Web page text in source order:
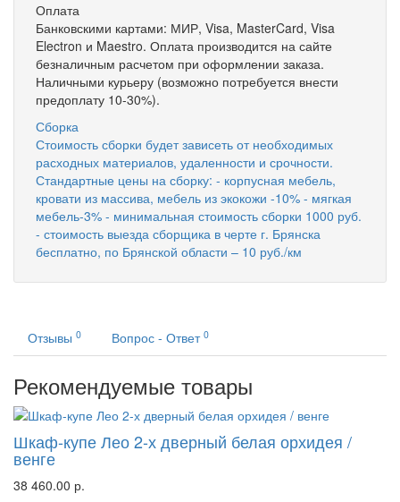
Оплата
Банковскими картами: МИР, Visa, MasterCard, Visa
Electron и Maestro. Оплата производится на сайте
безналичным расчетом при оформлении заказа.
Наличными курьеру (возможно потребуется внести
предоплату 10-30%).
Сборка
Стоимость сборки будет зависеть от необходимых
расходных материалов, удаленности и срочности.
Стандартные цены на сборку: - корпусная мебель,
кровати из массива, мебель из экокожи -10% - мягкая
мебель-3% - минимальная стоимость сборки 1000 руб.
- стоимость выезда сборщика в черте г. Брянска
бесплатно, по Брянской области – 10 руб./км
Отзывы 0 Вопрос - Ответ 0
Рекомендуемые товары
Шкаф-купе Лео 2-х дверный белая орхидея /
венге
38 460.00 р.